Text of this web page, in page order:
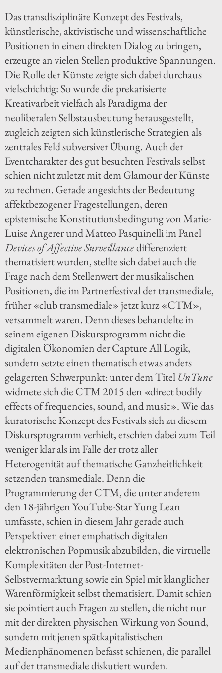
Das transdisziplinäre Konzept des Festivals,
künstlerische, aktivistische und wissenschaftliche
Positionen in einen direkten Dialog zu bringen,
erzeugte an vielen Stellen produktive Spannungen.
Die Rolle der Künste zeigte sich dabei durchaus
vielschichtig: So wurde die prekarisierte
Kreativarbeit vielfach als Paradigma der
neoliberalen Selbstausbeutung herausgestellt,
zugleich zeigten sich künstlerische Strategien als
zentrales Feld subversiver Übung. Auch der
Eventcharakter des gut besuchten Festivals selbst
schien nicht zuletzt mit dem Glamour der Künste
zu rechnen. Gerade angesichts der Bedeutung
affektbezogener Fragestellungen, deren
epistemische Konstitutionsbedingung von Marie-
Luise Angerer und Matteo Pasquinelli im Panel
Devices of Affective Surveillancedifferenziert
thematisiert wurden, stellte sich dabei auch die
Frage nach dem Stellenwert der musikalischen
Positionen, die im Partnerfestival der transmediale,
früher «club transmediale» jetzt kurz «CTM»,
versammelt waren. Denn dieses behandelte in
seinem eigenen Diskursprogramm nicht die
digitalen Ökonomien der Capture All Logik,
sondern setzte einen thematisch etwas anders
gelagerten Schwerpunkt: unter dem Titel UnTune
widmete sich die CTM 2015 den «direct bodily
effects of frequencies, sound, and music». Wie das
kuratorische Konzept des Festivals sich zu diesem
Diskursprogramm verhielt, erschien dabei zum Teil
weniger klar als im Falle der trotz aller
Heterogenität auf thematische Ganzheitlichkeit
setzenden transmediale. Denn die
Programmierung der CTM, die unter anderem
den 18-jährigen YouTube-Star Yung Lean
umfasste, schien in diesem Jahr gerade auch
Perspektiven einer emphatisch digitalen
elektronischen Popmusik abzubilden, die virtuelle
Komplexitäten der Post-Internet-
Selbstvermarktung sowie ein Spiel mit klanglicher
Warenförmigkeit selbst thematisiert. Damit schien
sie pointiert auch Fragen zu stellen, die nicht nur
mit der direkten physischen Wirkung von Sound,
sondern mit jenen spätkapitalistischen
Medienphänomenen befasst schienen, die parallel
auf der transmediale diskutiert wurden.